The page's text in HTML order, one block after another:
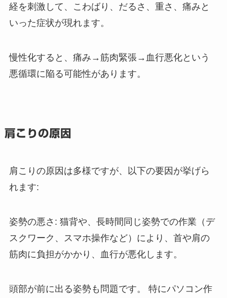
経を刺激して、こわばり、だるさ、重さ、痛みと
いった症状が現れます。
慢性化すると、痛み→筋肉緊張→血行悪化という
悪循環に陥る可能性があります。
肩こりの原因
肩こりの原因は多様ですが、以下の要因が挙げら
れます:
姿勢の悪さ: 猫背や、長時間同じ姿勢での作業（デ
スクワーク、スマホ操作など）により、首や肩の
筋肉に負担がかかり、血行が悪化します。
頭部が前に出る姿勢も問題です。 特にパソコン作